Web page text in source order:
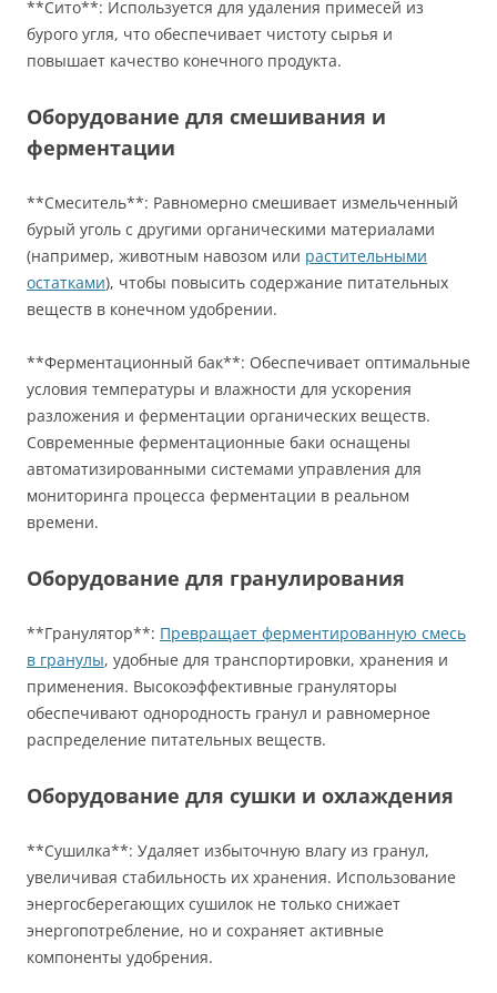
**Сито**: Используется для удаления примесей из
бурого угля, что обеспечивает чистоту сырья и
повышает качество конечного продукта.
Оборудование для смешивания и
ферментации
**Смеситель**: Равномерно смешивает измельченный
бурый уголь с другими органическими материалами
(например, животным навозом или растительными
остатками), чтобы повысить содержание питательных
веществ в конечном удобрении.
**Ферментационный бак**: Обеспечивает оптимальные
условия температуры и влажности для ускорения
разложения и ферментации органических веществ.
Современные ферментационные баки оснащены
автоматизированными системами управления для
мониторинга процесса ферментации в реальном
времени.
Оборудование для гранулирования
**Гранулятор**: Превращает ферментированную смесь
в гранулы, удобные для транспортировки, хранения и
применения. Высокоэффективные грануляторы
обеспечивают однородность гранул и равномерное
распределение питательных веществ.
Оборудование для сушки и охлаждения
**Сушилка**: Удаляет избыточную влагу из гранул,
увеличивая стабильность их хранения. Использование
энергосберегающих сушилок не только снижает
энергопотребление, но и сохраняет активные
компоненты удобрения.